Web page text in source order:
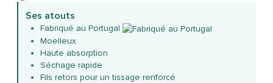
Ses atouts
Fabriqué au Portugal
Moelleux
Haute absorption
Séchage rapide
Fils retors pour un tissage renforcé